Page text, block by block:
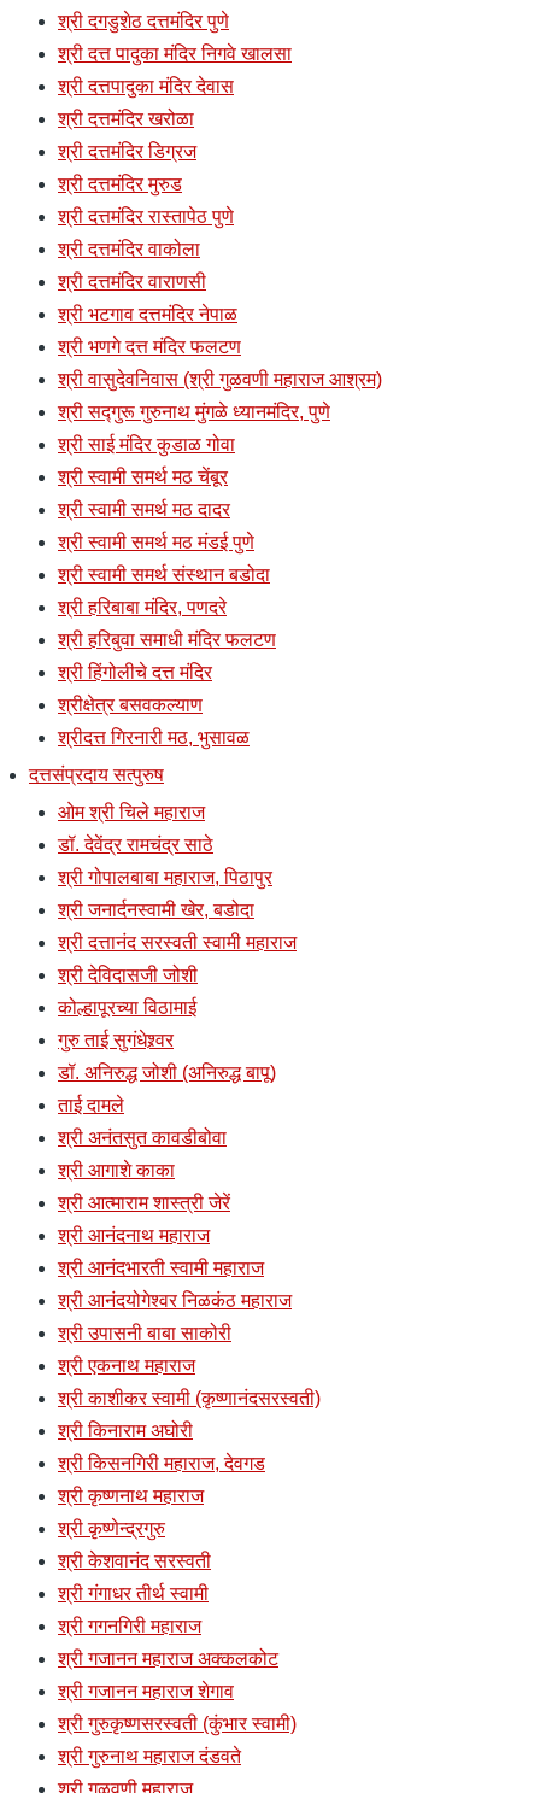
श्री दगडुशेठ दत्तमंदिर पुणे
श्री दत्त पादुका मंदिर निगवे खालसा
श्री दत्तपादुका मंदिर देवास
श्री दत्तमंदिर खरोळा
श्री दत्तमंदिर डिग्रज
श्री दत्तमंदिर मुरुड
श्री दत्तमंदिर रास्तापेठ पुणे
श्री दत्तमंदिर वाकोला
श्री दत्तमंदिर वाराणसी
श्री भटगाव दत्तमंदिर नेपाळ
श्री भणगे दत्त मंदिर फलटण
श्री वासुदेवनिवास (श्री गुळवणी महाराज आश्रम)
श्री सद्गुरू गुरुनाथ मुंगळे ध्यानमंदिर, पुणे
श्री साई मंदिर कुडाळ गोवा
श्री स्वामी समर्थ मठ चेंबूर
श्री स्वामी समर्थ मठ दादर
श्री स्वामी समर्थ मठ मंडई पुणे
श्री स्वामी समर्थ संस्थान बडोदा
श्री हरिबाबा मंदिर, पणदरे
श्री हरिबुवा समाधी मंदिर फलटण
श्री हिंगोलीचे दत्त मंदिर
श्रीक्षेत्र बसवकल्याण
श्रीदत्त गिरनारी मठ, भुसावळ
दत्तसंप्रदाय सत्पुरुष
ओम श्री चिले महाराज
डॉ. देवेंद्र रामचंद्र साठे
श्री गोपालबाबा महाराज, पिठापुर
श्री जनार्दनस्वामी खेर, बडोदा
श्री दत्तानंद सरस्वती स्वामी महाराज
श्री देविदासजी जोशी
कोल्हापूरच्या विठामाई
गुरु ताई सुगंधेश्र्वर
डॉ. अनिरुद्ध जोशी (अनिरुद्ध बापू)
ताई दामले
श्री अनंतसुत कावडीबोवा
श्री आगाशे काका
श्री आत्माराम शास्त्री जेरें
श्री आनंदनाथ महाराज
श्री आनंदभारती स्वामी महाराज
श्री आनंदयोगेश्वर निळकंठ महाराज
श्री उपासनी बाबा साकोरी
श्री एकनाथ महाराज
श्री काशीकर स्वामी (कृष्णानंदसरस्वती)
श्री किनाराम अघोरी
श्री किसनगिरी महाराज, देवगड
श्री कृष्णनाथ महाराज
श्री कृष्णेन्द्रगुरु
श्री केशवानंद सरस्वती
श्री गंगाधर तीर्थ स्वामी
श्री गगनगिरी महाराज
श्री गजानन महाराज अक्कलकोट
श्री गजानन महाराज शेगाव
श्री गुरुकृष्णसरस्वती (कुंभार स्वामी)
श्री गुरुनाथ महाराज दंडवते
श्री गुळवणी महाराज